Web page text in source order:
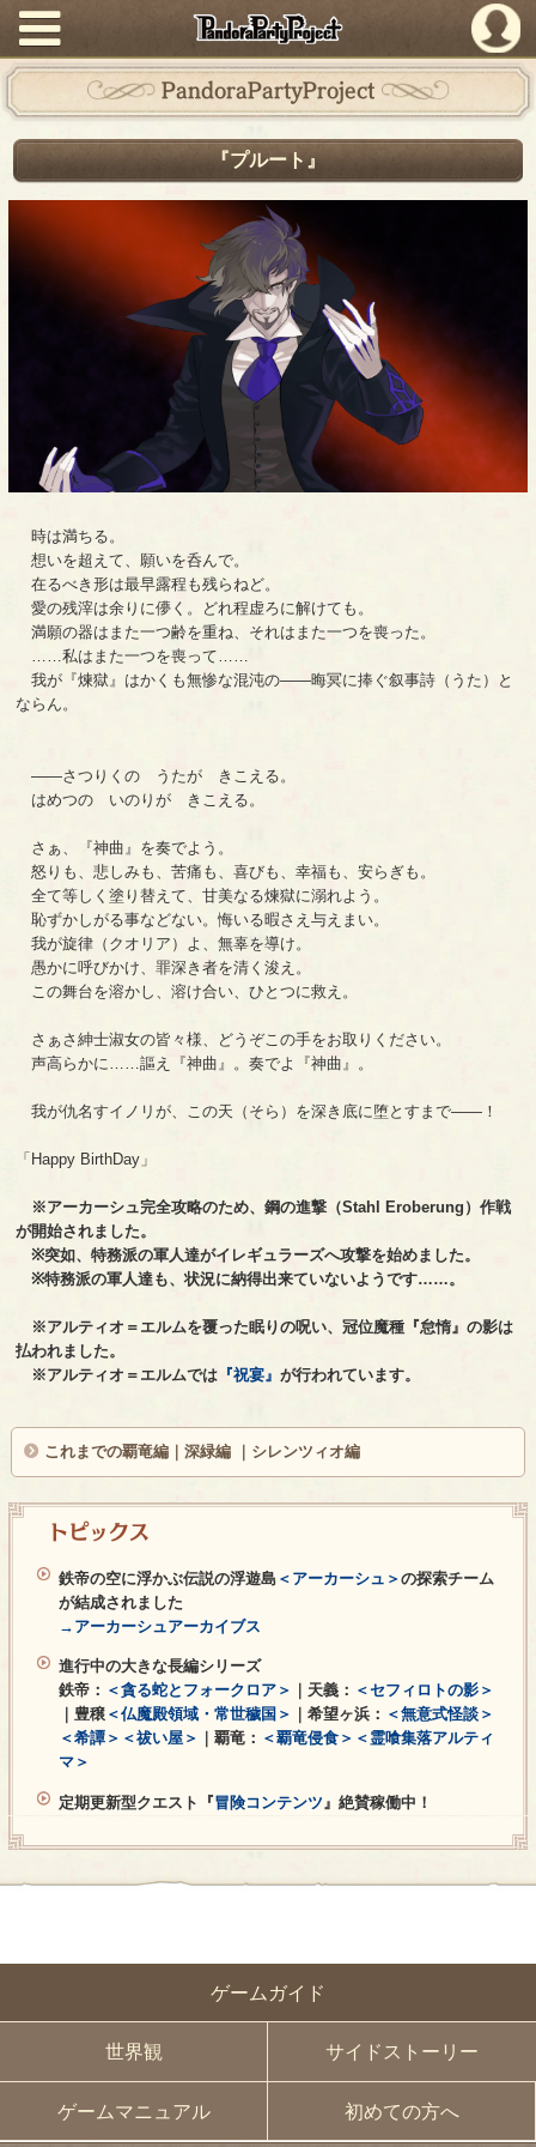
PandoraPartyProject
ゲームガイド
世界観 サイドストーリー
ゲームマニュアル 初めての方へ
PandoraPartyProject
『プルート』
時は満ちる。
想いを超えて、願いを呑んで。
在るべき形は最早露程も残らねど。
愛の残滓は余りに儚く。どれ程虚ろに解けても。
満願の器はまた一つ齢を重ね、それはまた一つを喪った。
……私はまた一つを喪って……
我が『煉獄』はかくも無惨な混沌の――晦冥に捧ぐ叙事詩（うた）と
ならん。
――さつりくの うたが きこえる。
はめつの いのりが きこえる。
さぁ、『神曲』を奏でよう。
怒りも、悲しみも、苦痛も、喜びも、幸福も、安らぎも。
全て等しく塗り替えて、甘美なる煉獄に溺れよう。
恥ずかしがる事などない。悔いる暇さえ与えまい。
我が旋律（クオリア）よ、無辜を導け。
愚かに呼びかけ、罪深き者を清く浚え。
この舞台を溶かし、溶け合い、ひとつに救え。
さぁさ紳士淑女の皆々様、どうぞこの手をお取りください。
声高らかに……謳え『神曲』。奏でよ『神曲』。
我が仇名すイノリが、この天（そら）を深き底に堕とすまで――！
「Happy BirthDay」
※アーカーシュ完全攻略のため、鋼の進撃（Stahl Eroberung）作戦
が開始されました。
※突如、特務派の軍人達がイレギュラーズへ攻撃を始めました。
※特務派の軍人達も、状況に納得出来ていないようです……。
※アルティオ＝エルムを覆った眠りの呪い、冠位魔種『怠惰』の影は
払われました。
※アルティオ＝エルムでは 『祝宴』が行われています。
これまでの覇竜編 ｜深緑編 シレンツィオ編
トピックス
鉄帝の空に浮かぶ伝説の浮遊島 ＜アーカーシュ＞の探索チーム
が結成されました
→アーカーシュアーカイブス
進行中の大きな長編シリーズ
鉄帝： ＜貪る蛇とフォークロア＞ ｜天義： ＜セフィロトの影＞
｜豊穣 ＜仏魔殿領域・常世穢国＞ ｜希望ヶ浜： ＜無意式怪談＞
＜希譚＞ ＜祓い屋＞ ｜覇竜： ＜覇竜侵食＞ ＜霊喰集落アルティ
マ＞
定期更新型クエスト『冒険コンテンツ 』絶賛稼働中！